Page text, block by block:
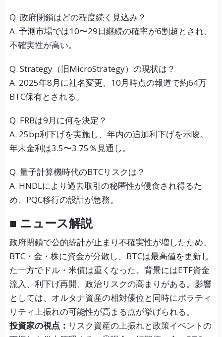
Q. 政府閉鎖はどの程度続く見込み？
A. 予測市場では10〜29日継続の確率が6割超とされ、
不確実性が高い。
Q. Strategy（旧MicroStrategy）の現状は？
A. 2025年8月に社名変更、10月時点の報道で約64万
BTC保有とされる。
Q. FRBは9月に何を決定？
A. 25bp利下げを実施し、年内の追加利下げを示唆。
年末金利は3.5〜3.75％見通し。
Q. 量子計算機時代のBTCリスクは？
A. HNDLにより過去取引の秘匿性が侵食され得るた
め、PQC移行の設計が急務。
■ ニュース解説
政府閉鎖で公的統計が止まり不確実性が増したため、
BTC・金・株に資金が分散し、BTCは最高値を更新し
た一方でドル・米債は重くなった。背景にはETF資金
流入、利下げ再開、政治リスクの高まりがある。影響
としては、オルタナ資産の相対優位と同時にボラティ
リティ上振れの可能性が高まる点が挙げられる。
投資家の視点： リスク資産の上振れと政策イベントの